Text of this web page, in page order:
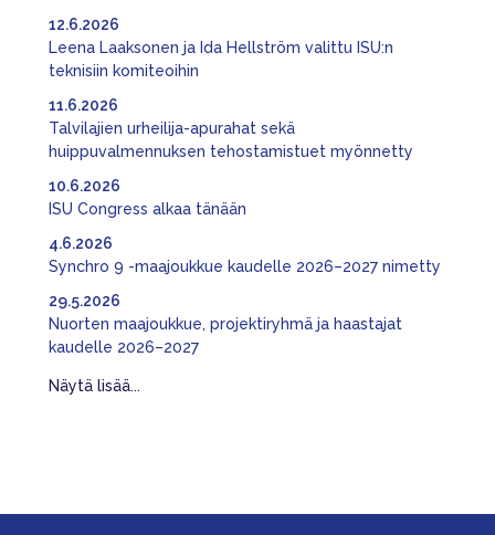
Leena Laaksonen ja Ida Hellström valittu ISU:n
teknisiin komiteoihin
12.6.2026
Talvilajien urheilija-apurahat sekä
huippuvalmennuksen tehostamistuet myönnetty
11.6.2026
ISU Congress alkaa tänään
10.6.2026
Synchro 9 -maajoukkue kaudelle 2026–2027 nimetty
4.6.2026
Nuorten maajoukkue, projektiryhmä ja haastajat
kaudelle 2026–2027
29.5.2026
Näytä lisää...